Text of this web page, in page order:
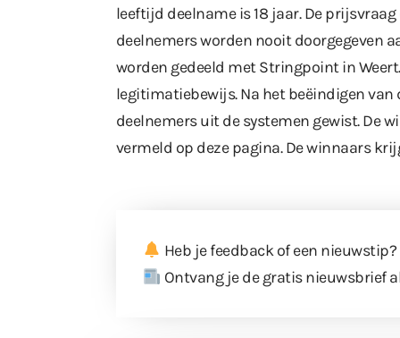
leeftijd deelname is 18 jaar. De
deelnemers worden nooit doorgegeven
worden gedeeld met Stringpoint in
legitimatiebewijs. Na het beëindigen
deelnemers uit de systemen gewist. De
vermeld op deze pagina. De winnaars
Heb je feedback of een nieuwstip?
Ontvang je de gratis nieuwsbrief